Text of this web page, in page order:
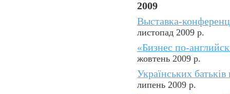
2009
Выставка-
листопад 2009 р.
«Бизнес по-
жовтень 2009 р.
Українських
липень 2009 р.